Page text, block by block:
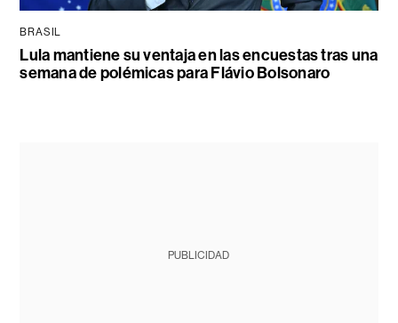
BRASIL
Lula mantiene su ventaja en las encuestas tras una
semana de polémicas para Flávio Bolsonaro
PUBLICIDAD